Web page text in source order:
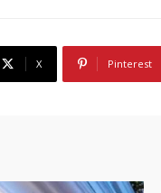
X Pinterest